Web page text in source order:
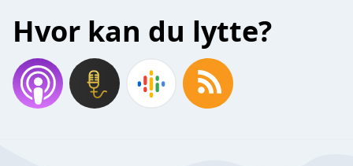
Hvor kan du lytte?